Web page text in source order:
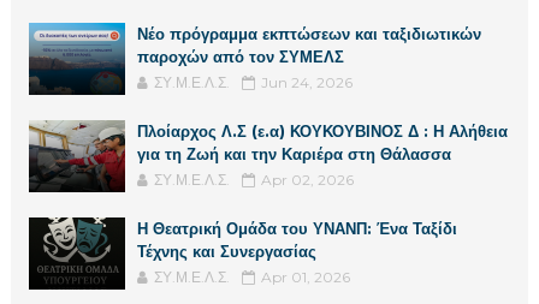
Νέο πρόγραμμα εκπτώσεων και ταξιδιωτικών
παροχών από τον ΣΥΜΕΛΣ
ΣΥ.Μ.Ε.Λ.Σ. Jun 24, 2026
Πλοίαρχος Λ.Σ (ε.α) ΚΟΥΚΟΥΒΙΝΟΣ Δ : Η Αλήθεια
για τη Ζωή και την Καριέρα στη Θάλασσα
ΣΥ.Μ.Ε.Λ.Σ. Apr 02, 2026
Η Θεατρική Ομάδα του ΥΝΑΝΠ: Ένα Ταξίδι
Τέχνης και Συνεργασίας
ΣΥ.Μ.Ε.Λ.Σ. Apr 01, 2026